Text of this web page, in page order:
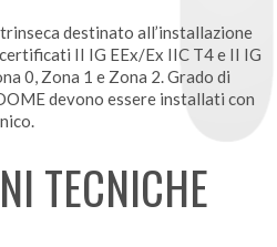
destinato all’installazione
II IG EEx/Ex IIC T4 e II IG
0, Zona 1 e Zona 2. Grado di
devono essere installati con
TECNICHE